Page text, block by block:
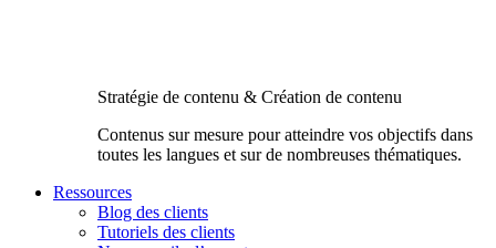
Stratégie de contenu & Création de contenu
Contenus sur mesure pour atteindre vos objectifs dans
toutes les langues et sur de nombreuses thématiques.
Ressources
Blog des clients
Tutoriels des clients